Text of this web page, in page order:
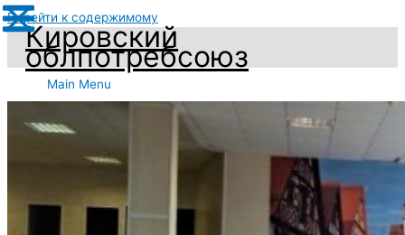
Перейти к содержимому
Кировский
облпотребсоюз
Main Menu